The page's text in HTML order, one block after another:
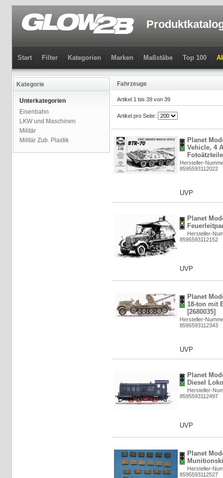
Start Filter Kategorien Marken Maßstäbe Top 100
Kategorie
Unterkategorien
Eisenbahn
LKW und Maschinen
Militär
Militär Zub. Plastik
Fahrzeuge
Artikel 1 bis 39 von 39
Artikel pro Seite:
Planet
Vehicle, 4
Hersteller-
8595593112022
UVP
Planet
Hersteller-
8595593112152
UVP
Planet
18-ton mit
[2680035]
Hersteller-
8595593112343
UVP
Planet
Diesel
Hersteller-
8595593112497
UVP
Planet
Hersteller-
8595593112527